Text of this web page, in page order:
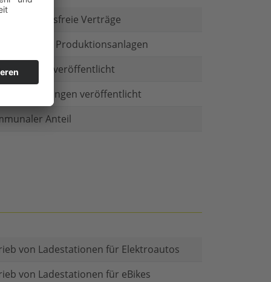
es Kautionsfreie Verträge
in Produktionsanlagen
veröffentlicht
veröffentlicht
Anteil
von Ladestationen für Elektroautos
von Ladestationen für eBikes